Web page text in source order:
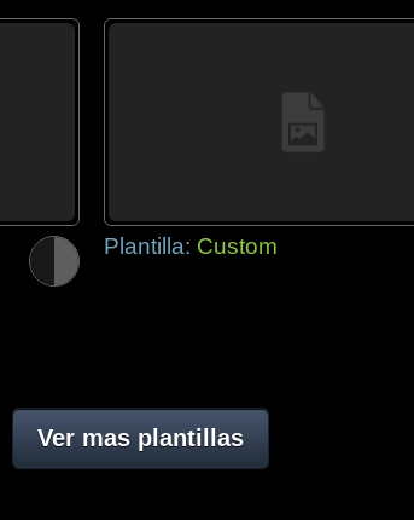
Plantilla: Custom
Ver mas plantillas